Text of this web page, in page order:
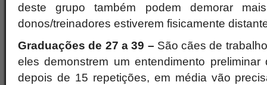
deste grupo também podem demorar
donos/treinadores estiverem fisicamente
Graduações de 27 a 39 – São cães de
eles demonstrem um entendimento
depois de 15 repetições, em média vão